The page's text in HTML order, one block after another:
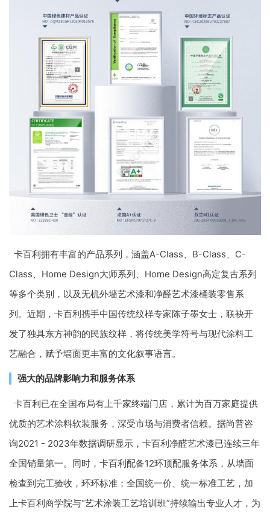
卡百利拥有丰富的产品系列，涵盖A-Class、B-Class、C-
Class、Home Design大师系列、Home Design高定复古系列
等多个类别，以及无机外墙艺术漆和净醛艺术漆桶装零售系
列。近期，卡百利携手中国传统纹样专家陈子墨女士，联袂开
发了独具东方神韵的民族纹样，将传统美学符号与现代涂料工
艺融合，赋予墙面更丰富的文化叙事语言。
强大的品牌影响力和服务体系
卡百利已在全国布局有上千家终端门店，累计为百万家庭提供
优质的艺术涂料软装服务，深受市场与消费者信赖。据尚普咨
询2021 - 2023年数据调研显示，卡百利净醛艺术漆已连续三年
全国销量第一。同时，卡百利配备12环顶配服务体系，从墙面
检查到完工验收，环环标准；全国统一价、统一标准工艺，加
上卡百利商学院与“艺术涂装工艺培训班”持续输出专业人才，为